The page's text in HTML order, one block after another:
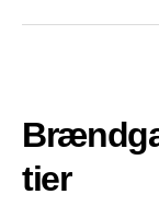
tier